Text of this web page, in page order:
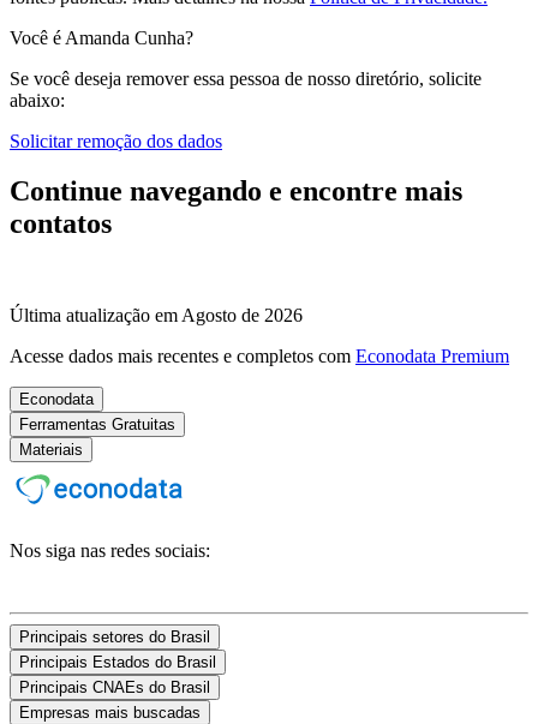
Você é Amanda Cunha?
Se você deseja remover essa pessoa de nosso diretório, solicite
abaixo:
Solicitar remoção dos dados
Continue navegando e encontre mais
contatos
Última atualização em Agosto de 2026
Acesse dados mais recentes e completos com Econodata Premium
Econodata
Ferramentas Gratuitas
Materiais
Nos siga nas redes sociais:
Principais setores do Brasil
Principais Estados do Brasil
Principais CNAEs do Brasil
Empresas mais buscadas